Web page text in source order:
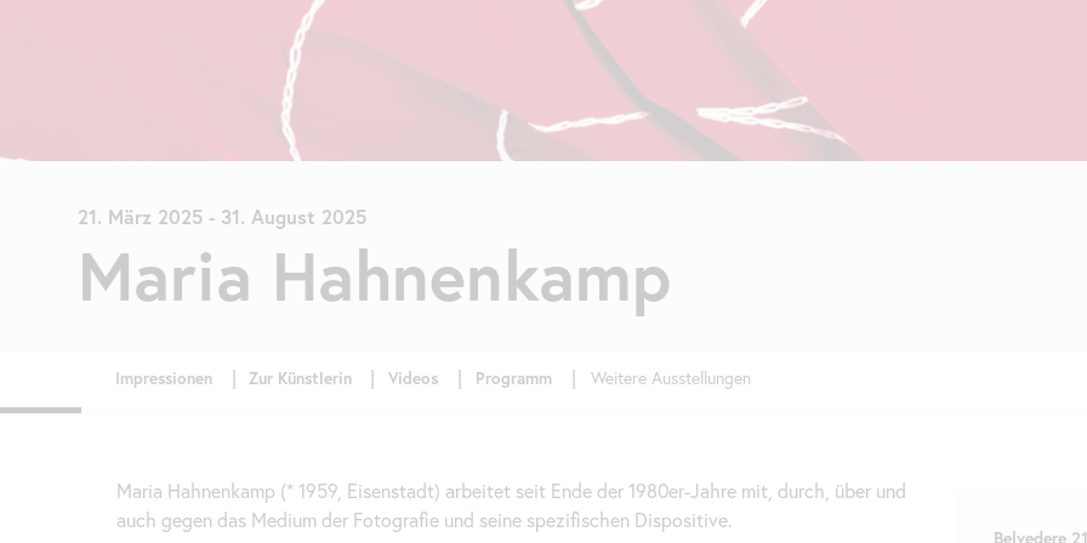
21. März 2025- 31. August 2025
Maria Hahnenkamp
Weitere Ausstellungen
Maria Hahnenkamp (* 1959, Eisenstadt) arbeitet seit Ende der 1980er-Jahre mit, durch, über und
auch gegen das Medium der Fotografie und seine spezifischen Dispositive.
Belvedere 21